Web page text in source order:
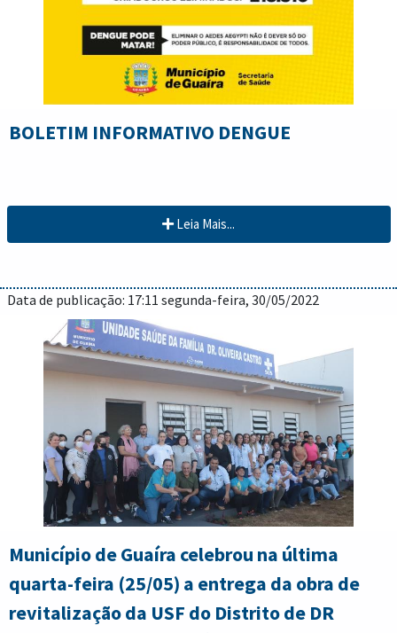
BOLETIM INFORMATIVO DENGUE
Leia Mais...
Data de publicação: 17:11 segunda-feira, 30/05/2022
Município de Guaíra celebrou na última
quarta-feira (25/05) a entrega da obra de
revitalização da USF do Distrito de DR